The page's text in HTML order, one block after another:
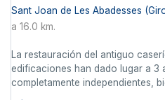
Sant Joan de Les Abadesses
a 16.0 km.
La restauración del antiguo
edificaciones han dado lugar a 3
completamente independientes,